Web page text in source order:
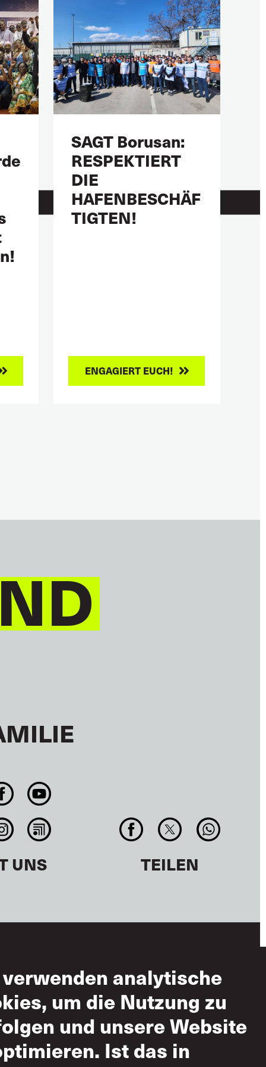
SAGT Borusan:
RESPEKTIERT
DIE
HAFENBESCHÄF
TIGTEN!
ENGAGIERT EUCH!
UNS TEILEN
Nutzung
gegenseitigen
analytische
um die Nutzung zu
und unsere Website
Ist das in